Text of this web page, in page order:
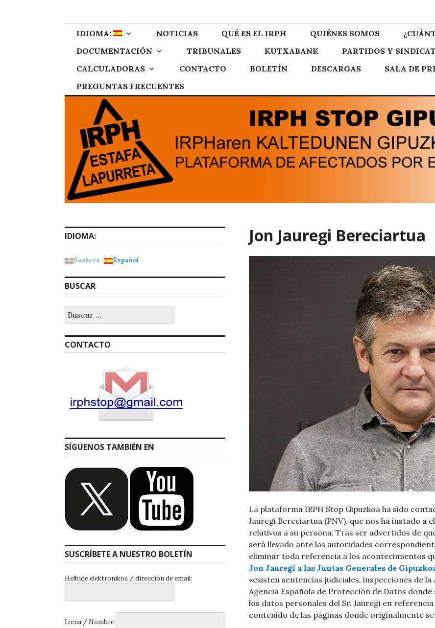
content
IRPH Stop Gipuzkoa
IDIOMA: NOTICIAS QUÉ ES EL IRPH QUIÉNES SOMOS
DOCUMENTACIÓN
TRIBUNALES KUTXABANK PARTIDOS Y
CALCULADORAS
CONTACTO BOLETÍN DESCARGAS
SALA DE
PREGUNTAS FRECUENTES
Jon Jauregi Bereciartua
La plataforma IRPH Stop Gipuzkoa ha sido
Jauregi Bereciartua (PNV), que nos ha instado a
relativos a su persona. Tras ser advertidos de
será llevado ante las autoridades
eliminar toda referencia a los acontecimientos
Jon Jauregi a las Juntas Generales de
«existen sentencias judiciales, inspecciones de
Agencia Española de Protección de Datos
los datos personales del Sr. Jauregi en
contenido de las páginas donde originalmente se
IDIOMA:
Euskera Español
BUSCAR
CONTACTO
SÍGUENOS TAMBIÉN EN
SUSCRÍBETE A NUESTRO BOLETÍN
Helbide elektronikoa / dirección de email:
Izena / Nombre